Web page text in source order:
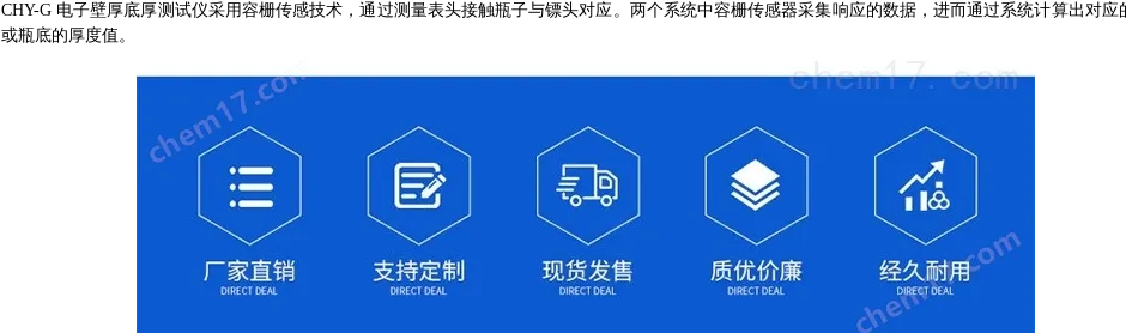
CHY-G 电子壁厚底厚测试仪采用容栅传感技术，通过测量表头接触瓶子与镖头对应。两个系统中容栅传感器采集响应的数据，进而通过系统计算出对应
或瓶底的厚度值。